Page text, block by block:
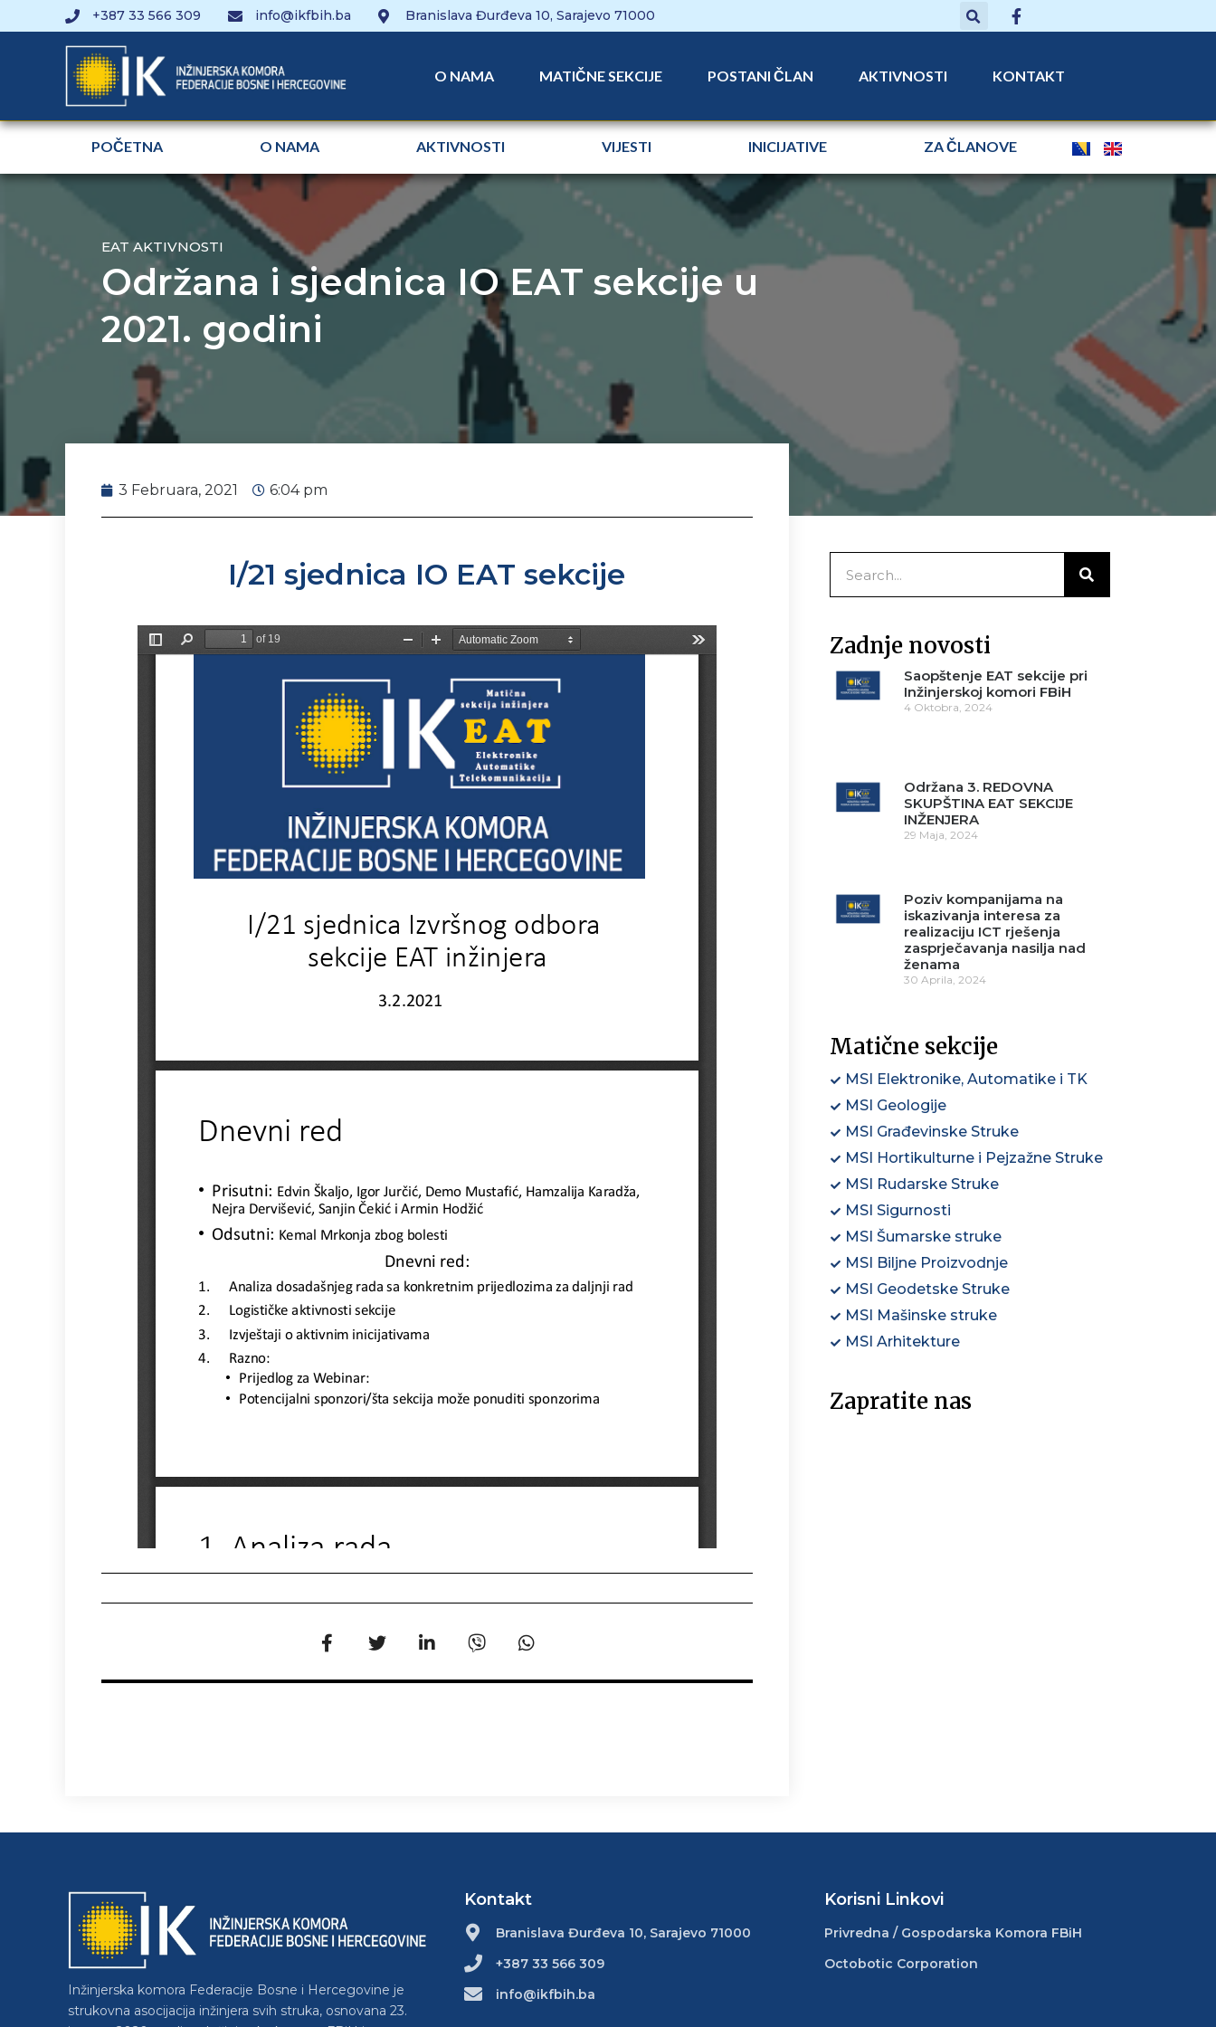
+387 33 566 309 info@ikfbih.ba Branislava Đurđeva 10, Sarajevo 71000
O NAMA MATIČNE SEKCIJE POSTANI ČLAN AKTIVNOSTI KONTAKT
POČETNA O NAMA AKTIVNOSTI VIJESTI INICIJATIVE ZA ČLANOVE
EAT AKTIVNOSTI
Održana i sjednica IO EAT sekcije u
2021. godini
3 Februara, 2021 6:04 pm
I/21 sjednica IO EAT sekcije
Zadnje novosti
Saopštenje EAT sekcije pri
Inžinjerskoj komori FBiH
4 Oktobra, 2024
Održana 3. REDOVNA
SKUPŠTINA EAT SEKCIJE
INŽENJERA
29 Maja, 2024
Poziv kompanijama na
iskazivanja interesa za
realizaciju ICT rješenja
zasprječavanja nasilja nad
ženama
30 Aprila, 2024
Matične sekcije
MSI Elektronike, Automatike i TK
MSI Geologije
MSI Građevinske Struke
MSI Hortikulturne i Pejzažne Struke
MSI Rudarske Struke
MSI Sigurnosti
MSI Šumarske struke
MSI Biljne Proizvodnje
MSI Geodetske Struke
MSI Mašinske struke
MSI Arhitekture
Zapratite nas
Inžinjerska komora Federacije Bosne i Hercegovine je
strukovna asocijacija inžinjera svih struka, osnovana 23.
Kontakt
Branislava Đurđeva 10, Sarajevo 71000
+387 33 566 309
info@ikfbih.ba
Korisni Linkovi
Privredna / Gospodarska Komora FBiH
Octobotic Corporation